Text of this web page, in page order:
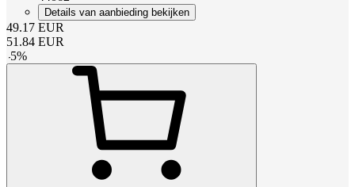
Details van aanbieding bekijken
49.17 EUR
51.84 EUR
-5%